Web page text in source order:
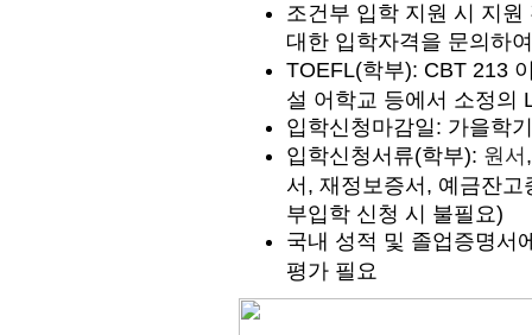
조건부 입학 지원 시 지
대한 입학자격을 문의하
TOEFL(학부): CBT 213
설 어학교 등에서 소정의
입학신청마감일: 가을학
입학신청서류(학부): 원서
서, 재정보증서, 예금잔
부입학 신청 시 불필요)
국내 성적 및 졸업증명서
평가 필요